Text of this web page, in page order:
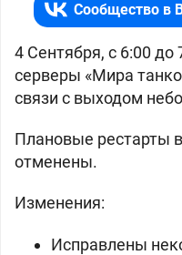
Сообщество в
4 Сентября, с 6:00
серверы «Мира
связи с выходом
Плановые рестарты
отменены.
Изменения:
Исправлены